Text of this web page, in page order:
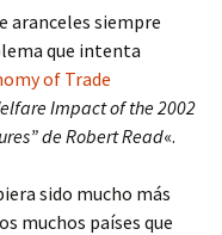
aranceles siempre
que intenta
of Trade
Impact of the 2002
de Robert Read«.
sido mucho más
muchos países que